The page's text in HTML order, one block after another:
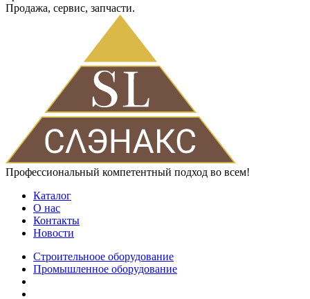
Продажа, сервис, запчасти.
Профессиональный компетентный подход во всем!
Каталог
О нас
Контакты
Новости
Строительноое оборудование
Промышленное оборудование